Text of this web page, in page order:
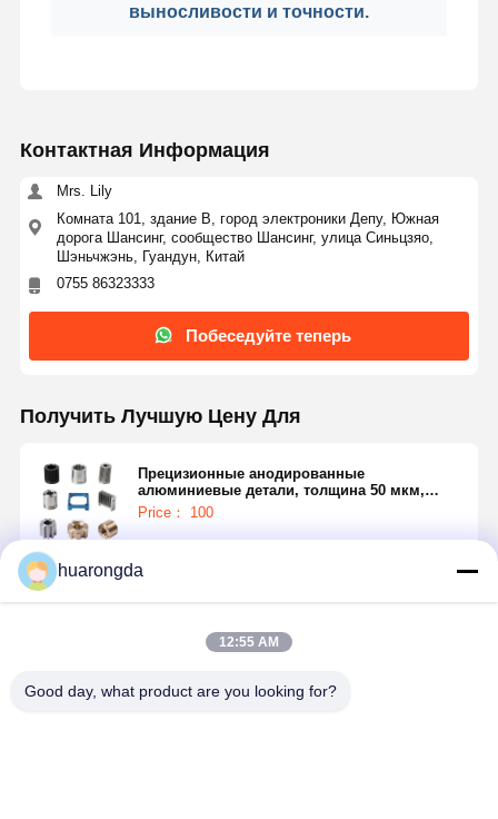
выносливости и точности.
Контактная Информация
Mrs. Lily
Комната 101, здание В, город электроники Депу, Южная
дорога Шансинг, сообщество Шансинг, улица Синьцзяо,
Шэньчжэнь, Гуандун, Китай
0755 86323333
Побеседуйте теперь
Получить Лучшую Цену Для
Прецизионные анодированные
алюминиевые детали, толщина 50 мкм,
ASTM B580, экологически чистая обработка
Price： 100
huarongda
12:55 AM
Good day, what product are you looking for?